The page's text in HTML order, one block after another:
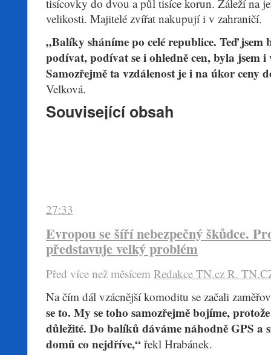
tisícovky do dvou a půl tisíce korun. Záleží na
velikosti. Majitelé zvířat nakupují i v zahraničí.
„Balíky sháníme po celé republice. Teď jsem
podívat, podívat se i ohledně cen, byla jsem i
Samozřejmě ta vzdálenost je i na úkor ceny
Velková.
Související obsah
27:33
Evropou se šíří nebezpečný škůdce.
představuje velký problém
Před více než mĕsícem Redakce TN.cz R.
​Na čím dál vzácnější komoditu se začali
se to. My se toho samozřejmě bojíme,
důležité. Do balíků dáváme náhodně GPS a
domů co nejdříve,“ řekl Hrabánek.